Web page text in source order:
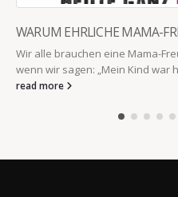
WARUM EHRLICHE MAMA-
Wir alle brauchen eine Mama-
wenn wir sagen: „Mein Kind war
read more